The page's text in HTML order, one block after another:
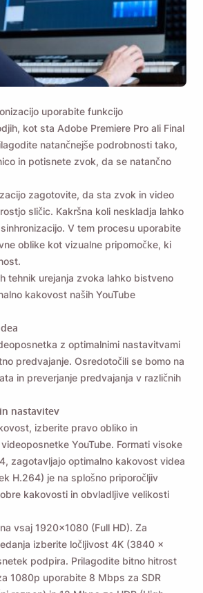
uporabite funkcijo
kot sta Adobe Premiere Pro ali Final
natančnejše podrobnosti tako,
in potisnete zvok, da se natančno
zagotovite, da sta zvok in video
sličic. Kakršna koli neskladja lahko
V tem procesu uporabite
oblike kot vizualne pripomočke, ki
tehnik urejanja zvoka lahko bistveno
kakovost naših YouTube
z optimalnimi nastavitvami
predvajanje. Osredotočili se bomo na
in preverjanje predvajanja v različnih
nastavitev
izberite pravo obliko in
YouTube. Formati visoke
zagotavljajo optimalno kakovost videa
H.264) je na splošno priporočljiv
kakovosti in obvladljive velikosti
vsaj 1920x1080 (Full HD). Za
izberite ločljivost 4K (3840 x
podpira. Prilagodite bitno hitrost
1080p uporabite 8 Mbps za SDR